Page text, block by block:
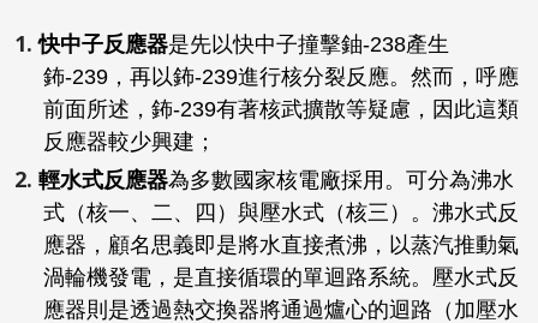
快中子反應器是先以快中子撞擊鈾-238產生
鈽-239，再以鈽-239進行核分裂反應。然而，呼應
前面所述，鈽-239有著核武擴散等疑慮，因此這類
反應器較少興建；
輕水式反應器為多數國家核電廠採用。可分為沸水
式（核一、二、四）與壓水式（核三）。沸水式反
應器，顧名思義即是將水直接煮沸，以蒸汽推動氣
渦輪機發電，是直接循環的單迴路系統。壓水式反
應器則是透過熱交換器將通過爐心的迴路（加壓水